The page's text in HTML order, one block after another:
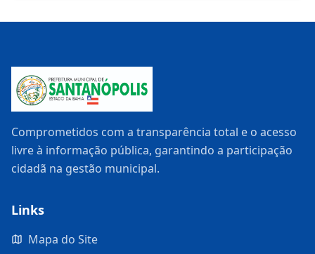
Comprometidos com a transparência total e o acesso
livre à informação pública, garantindo a participação
cidadã na gestão municipal.
Links
Mapa do Site